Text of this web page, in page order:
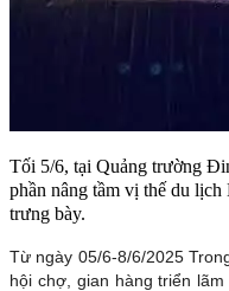
Tối 5/6, tại Quảng trường
phần nâng tầm vị thế du
trưng bày.
Từ ngày 05/6-8/6/2025
hội chợ, gian hàng triển